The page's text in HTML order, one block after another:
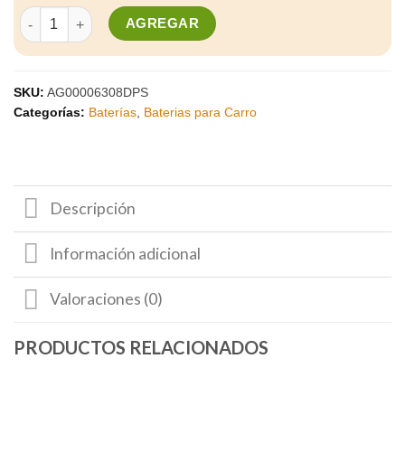
BATERÍA PARA CARRO DGP CAJA 36 - 45 AH - 630 CA cantidad
AGREGAR
SKU: AG00006308DPS
Categorías: Baterías, Baterias para Carro
Descripción
Información adicional
Valoraciones (0)